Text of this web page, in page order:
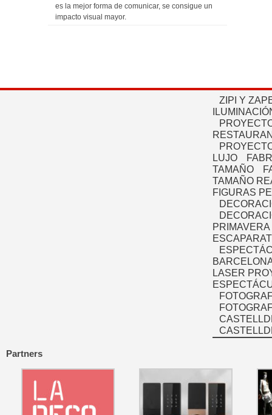
es la mejor forma de comunicar, se consigue un
impacto visual mayor.
ZIPI Y
LUJO
TAMAÑO
TAMAÑO
FIGURAS
PRIMAVERA
LASER
Partners